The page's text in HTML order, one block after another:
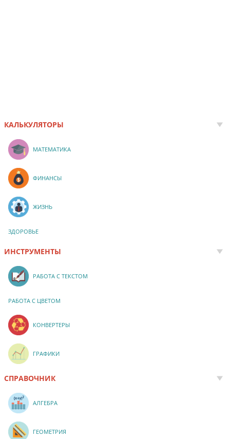
КАЛЬКУЛЯТОРЫ
МАТЕМАТИКА
ФИНАНСЫ
ЖИЗНЬ
ЗДОРОВЬЕ
ИНСТРУМЕНТЫ
РАБОТА С ТЕКСТОМ
РАБОТА С ЦВЕТОМ
КОНВЕРТЕРЫ
ГРАФИКИ
СПРАВОЧНИК
АЛГЕБРА
ГЕОМЕТРИЯ